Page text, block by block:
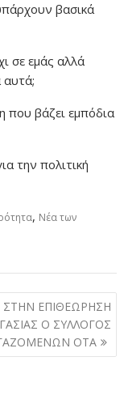
βασικά
σε εμάς αλλά
αυτά;
που βάζει εμπόδια
την πολιτική
, Νέα των
ΣΤΗΝ ΕΠΙΘΕΩΡΗΣΗ
Ο ΣΥΛΛΟΓΟΣ
ΟΤΑ